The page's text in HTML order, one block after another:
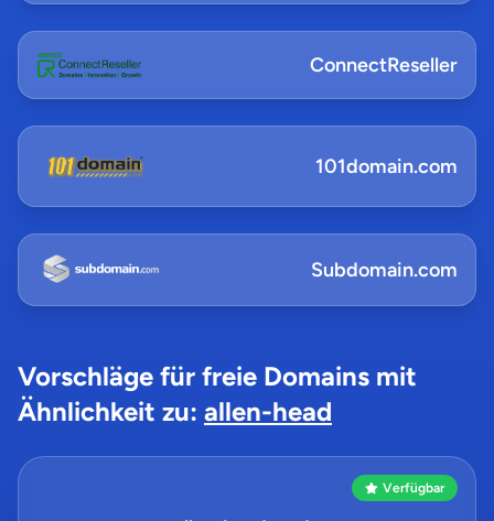
ConnectReseller
101domain.com
Subdomain.com
Vorschläge für freie Domains mit
Ähnlichkeit zu: allen-head
Verfügbar